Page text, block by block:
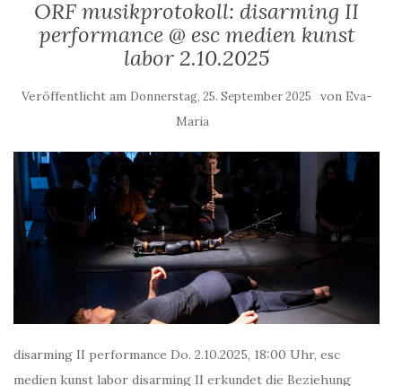
ORF musikprotokoll: disarming II
performance @ esc medien kunst
labor 2.10.2025
Veröffentlicht am Donnerstag, 25. September 2025 von Eva-
Maria
disarming II performance Do. 2.10.2025, 18:00 Uhr, esc
medien kunst labor disarming II erkundet die Beziehung